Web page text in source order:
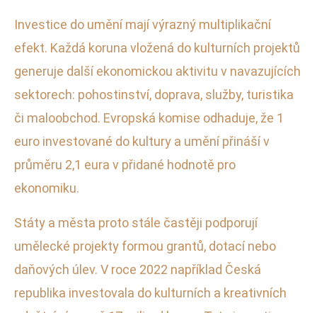
Investice do umění mají výrazný multiplikační
efekt. Každá koruna vložená do kulturních projektů
generuje další ekonomickou aktivitu v navazujících
sektorech: pohostinství, doprava, služby, turistika
či maloobchod. Evropská komise odhaduje, že 1
euro investované do kultury a umění přináší v
průměru 2,1 eura v přidané hodnotě pro
ekonomiku.
Státy a města proto stále častěji podporují
umělecké projekty formou grantů, dotací nebo
daňových úlev. V roce 2022 například Česká
republika investovala do kulturních a kreativních